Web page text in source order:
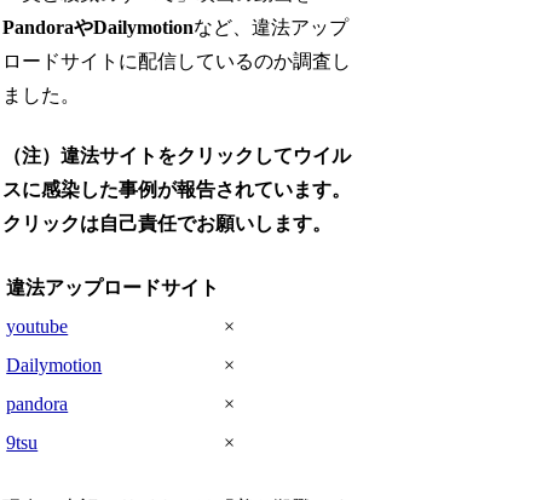
PandoraやDailymotionなど、違法アップ
ロードサイトに配信しているのか調査し
ました。
（注）違法サイトをクリックしてウイル
スに感染した事例が報告されています。
クリックは自己責任でお願いします。
違法アップロードサイト
youtube
×
Dailymotion
×
pandora
×
9tsu
×